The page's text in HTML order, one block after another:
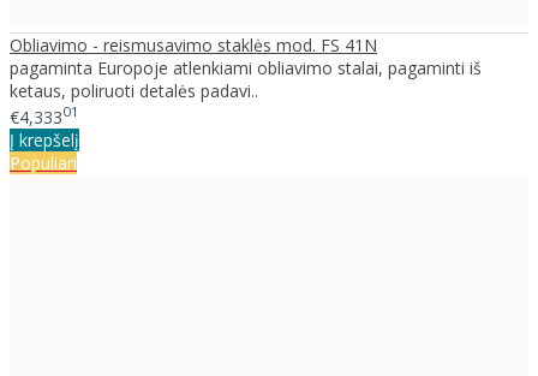
Obliavimo - reismusavimo staklės mod. FS 41N
pagaminta Europoje atlenkiami obliavimo stalai, pagaminti iš
ketaus, poliruoti detalės padavi..
€4,33301
Į krepšelį
Populiari